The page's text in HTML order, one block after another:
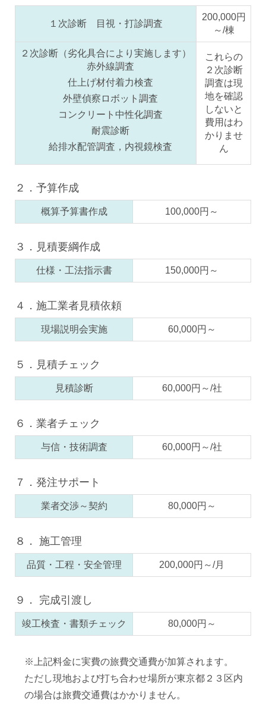
１次診断 目視・打診調査
200,000円
～/棟
２次診断（劣化具合により実施します）
赤外線調査
仕上げ材付着力検査
外壁偵察ロボット調査
コンクリート中性化調査
耐震診断
給排水配管調査，内視鏡検査
これらの
２次診断
調査は現
地を確認
しないと
費用はわ
かりませ
ん
２．予算作成
概算予算書作成 100,000円～
３．見積要綱作成
仕様・工法指示書 150,000円～
４．施工業者見積依頼
現場説明会実施 60,000円～
５．見積チェック
見積診断 60,000円～/社
６．業者チェック
与信・技術調査 60,000円～/社
７．発注サポート
業者交渉～契約 80,000円～
８． 施工管理
品質・工程・安全管理 200,000円～/月
９． 完成引渡し
竣工検査・書類チェック 80,000円～
※上記料金に実費の旅費交通費が加算されます。
ただし現地および打ち合わせ場所が東京都２３区内
の場合は旅費交通費はかかりません。